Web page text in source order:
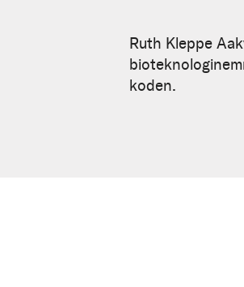
Kleppe
Aakvaag
Ruth Kleppe
koden.